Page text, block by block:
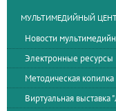
МУЛЬТИМЕДИЙНЫЙ
Новости
Электронные ресурсы
Методическая копилка
Виртуальная